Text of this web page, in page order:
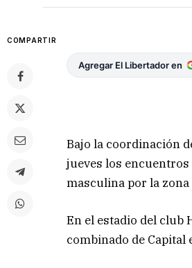
COMPARTIR
Agregar El Libertador en
Bajo la coordinación
jueves los
masculina por la zona
En el estadio del club
combinado de Capital